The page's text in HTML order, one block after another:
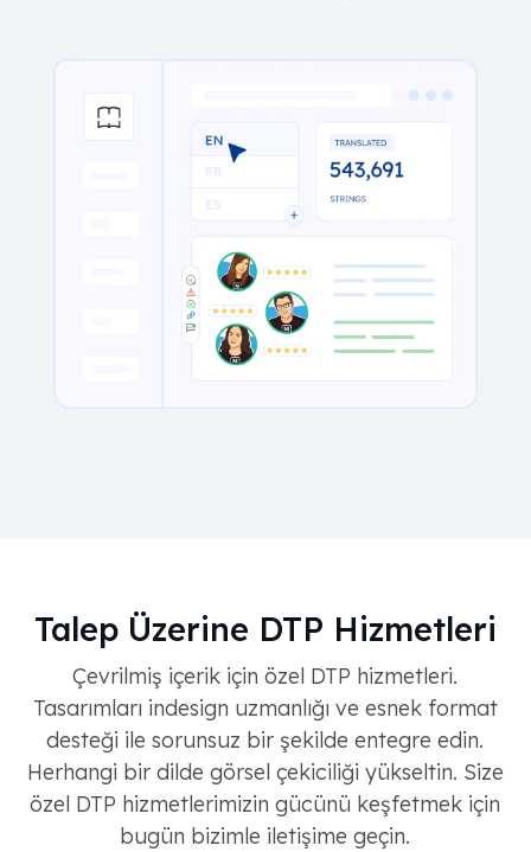
Talep Üzerine DTP Hizmetleri
Çevrilmiş içerik için özel DTP hizmetleri.
Tasarımları indesign uzmanlığı ve esnek format
desteği ile sorunsuz bir şekilde entegre edin.
Herhangi bir dilde görsel çekiciliği yükseltin. Size
özel DTP hizmetlerimizin gücünü keşfetmek için
bugün bizimle iletişime geçin.